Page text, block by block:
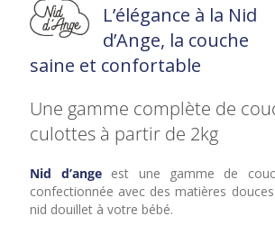
L’élégance à la Nid
d’Ange, la couche
saine et confortable
Une gamme complète de
culottes à partir de 2kg
Nid d’ange est une gamme de
confectionnée avec des matières
nid douillet à votre bébé.